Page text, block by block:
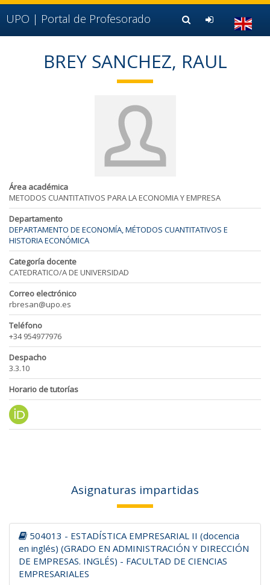
Ir al contenido principal de la página (alt + s)
Ir a la cabecera de la página (alt + c)
Ir al pie de la página (alt + p)
Ir al menú principal (alt + u)
UPO | Portal de Profesorado
BREY SANCHEZ, RAUL
Área académica
METODOS CUANTITATIVOS PARA LA ECONOMIA Y EMPRESA
Departamento
DEPARTAMENTO DE ECONOMÍA, MÉTODOS CUANTITATIVOS E
HISTORIA ECONÓMICA
Categoría docente
CATEDRATICO/A DE UNIVERSIDAD
Correo electrónico
rbresan@upo.es
Teléfono
+34 954977976
Despacho
3.3.10
Horario de tutorías
Asignaturas impartidas
504013 - ESTADÍSTICA EMPRESARIAL II (docencia
en inglés) (GRADO EN ADMINISTRACIÓN Y DIRECCIÓN
DE EMPRESAS. INGLÉS) - FACULTAD DE CIENCIAS
EMPRESARIALES